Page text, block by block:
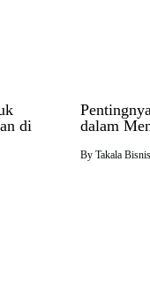
di
dalam
By Takala